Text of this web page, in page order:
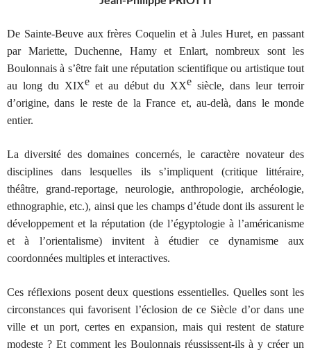
De Sainte-Beuve aux frères Coquelin et à Jules Huret, en passant
par Mariette, Duchenne, Hamy et Enlart, nombreux sont les
Boulonnais à s’être fait une réputation scientifique ou artistique tout
au long du XIXeet au début du XXe siècle, dans leur terroir
d’origine, dans le reste de la France et, au-delà, dans le monde
entier.
La diversité des domaines concernés, le caractère novateur des
disciplines dans lesquelles ils s’impliquent (critique littéraire,
théâtre, grand-reportage, neurologie, anthropologie, archéologie,
ethnographie, etc.), ainsi que les champs d’étude dont ils assurent le
développement et la réputation (de l’égyptologie à l’américanisme
et à l’orientalisme) invitent à étudier ce dynamisme aux
coordonnées multiples et interactives.
Ces réflexions posent deux questions essentielles. Quelles sont les
circonstances qui favorisent l’éclosion de ce Siècle d’or dans une
ville et un port, certes en expansion, mais qui restent de stature
modeste ? Et comment les Boulonnais réussissent-ils à y créer un